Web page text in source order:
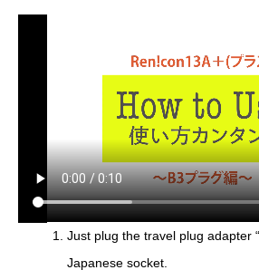
Just plug the travel plug adapter
Japanese socket.